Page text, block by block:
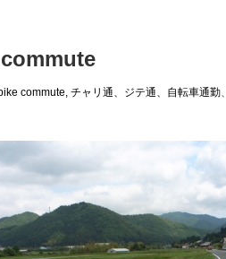
commute, チャリ通、ジテ通、自転車通勤、